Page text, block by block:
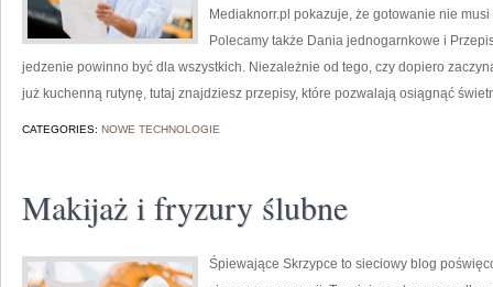
Mediaknorr.pl pokazuje, że gotowanie nie
Polecamy także Dania jednogarnkowe i
jedzenie powinno być dla wszystkich. Niezależnie od tego, czy dopiero
już kuchenną rutynę, tutaj znajdziesz przepisy, które pozwalają osiągnąć
CATEGORIES: NOWE TECHNOLOGIE
Makijaż i fryzury ślubne
Śpiewające Skrzypce to sieciowy blog